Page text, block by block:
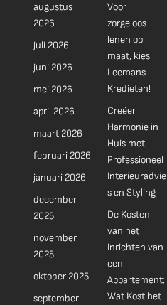
augustus
2026
juli 2026
juni 2026
mei 2026
april 2026
maart 2026
februari 2026
januari 2026
december
2025
november
2025
oktober 2025
september
Voor
zorgeloos
lenen op
maat, kies
Leemans
Kredieten!
Creëer
Harmonie in
Huis met
Professioneel
Interieuradvie
s en Styling
De Kosten
van het
Inrichten van
een
Appartement:
Wat Kost het